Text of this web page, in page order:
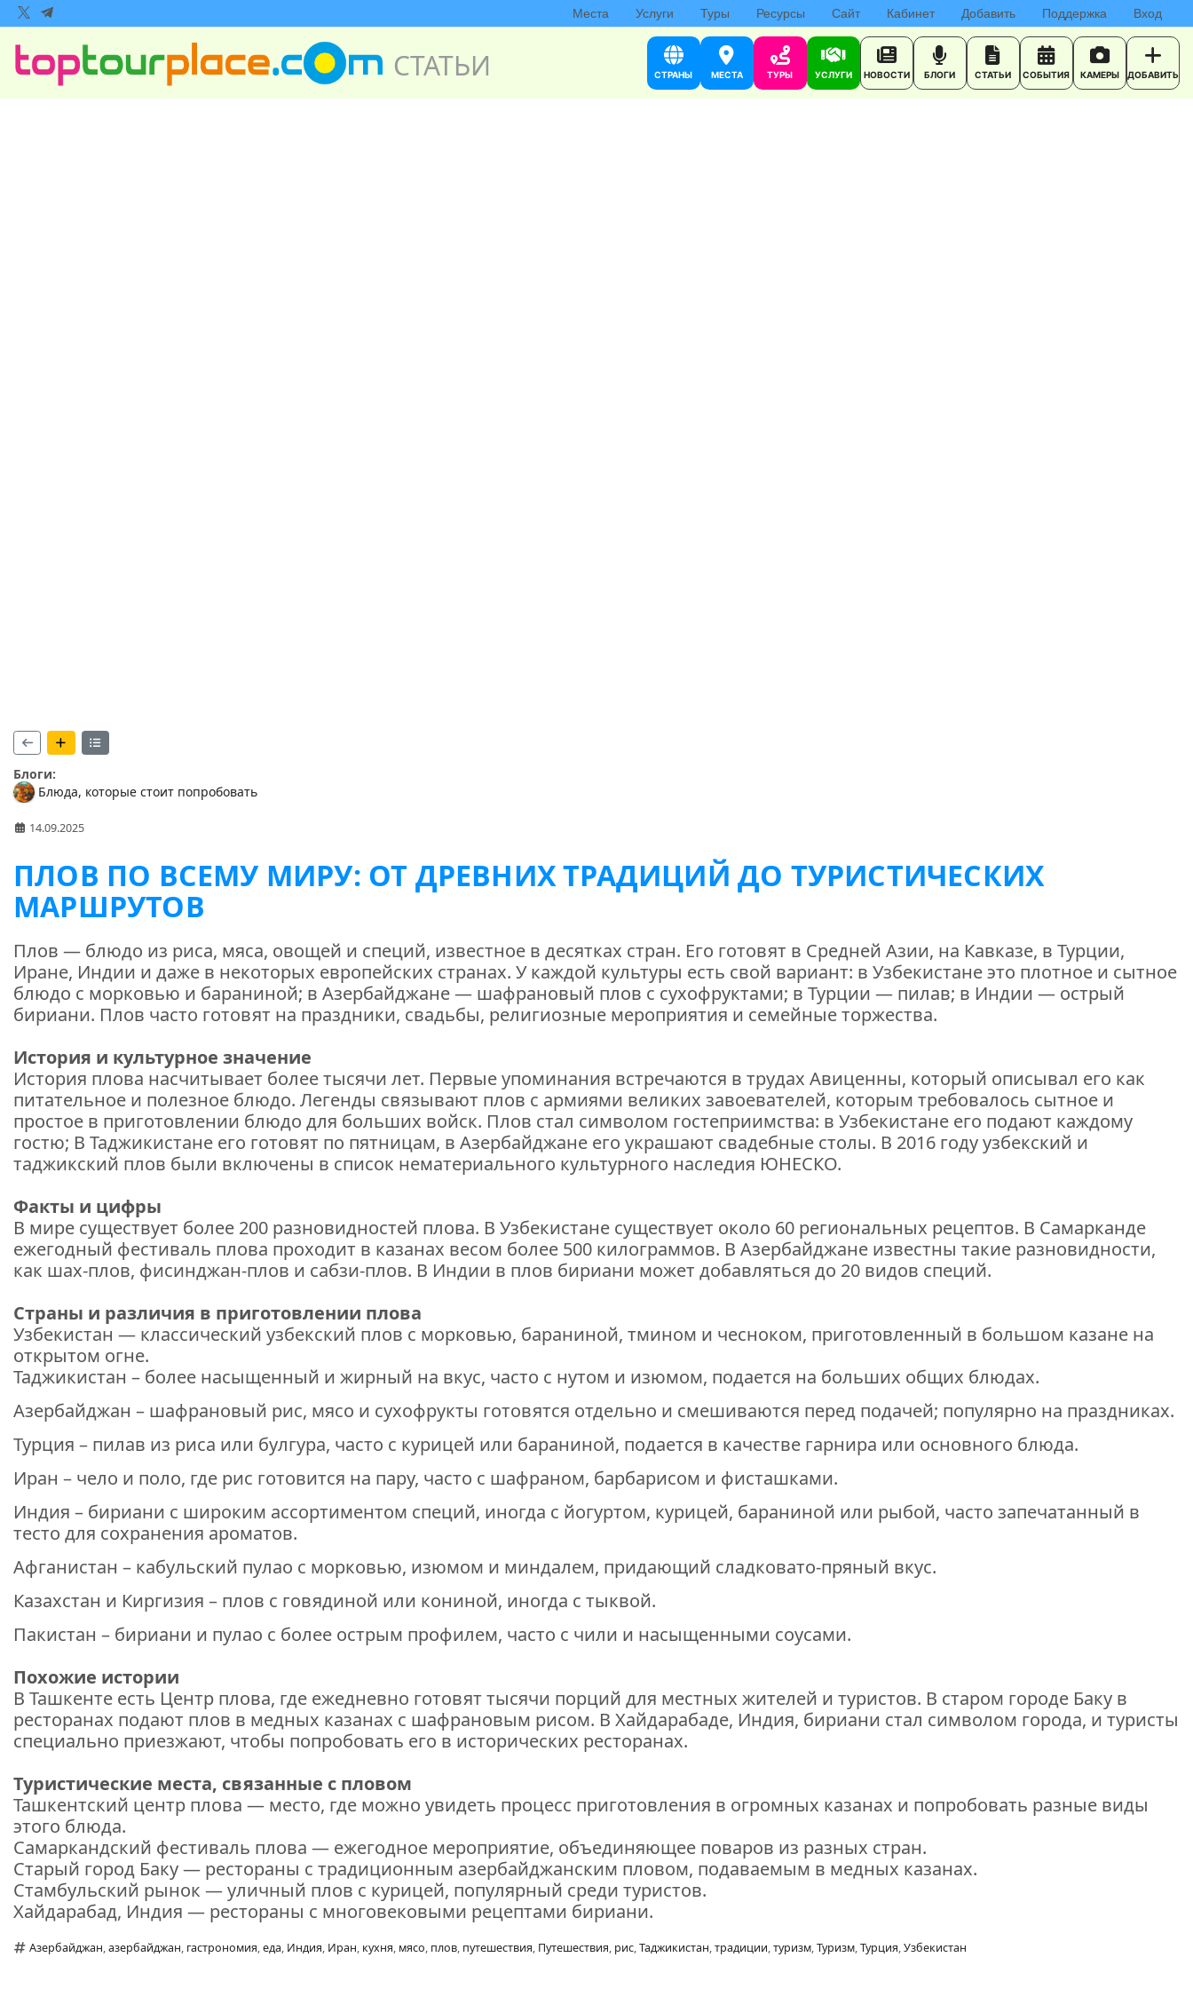
Места Услуги Туры Ресурсы Сайт Кабинет Добавить Поддержка Вход
СТАТЬИ СТРАНЫ МЕСТА ТУРЫ УСЛУГИ НОВОСТИ БЛОГИ СТАТЬИ СОБЫТИЯ КАМЕРЫ ДОБАВИТЬ
Блоги:
Блюда, которые стоит попробовать
14.09.2025
ПЛОВ ПО ВСЕМУ МИРУ: ОТ ДРЕВНИХ ТРАДИЦИЙ ДО ТУРИСТИЧЕСКИХ
МАРШРУТОВ
Плов — блюдо из риса, мяса, овощей и специй, известное в десятках стран. Его готовят в Средней Азии, на Кавказе, в Турции,
Иране, Индии и даже в некоторых европейских странах. У каждой культуры есть свой вариант: в Узбекистане это плотное и сытное
блюдо с морковью и бараниной; в Азербайджане — шафрановый плов с сухофруктами; в Турции — пилав; в Индии — острый
бириани. Плов часто готовят на праздники, свадьбы, религиозные мероприятия и семейные торжества.
История и культурное значение
История плова насчитывает более тысячи лет. Первые упоминания встречаются в трудах Авиценны, который описывал его как
питательное и полезное блюдо. Легенды связывают плов с армиями великих завоевателей, которым требовалось сытное и
простое в приготовлении блюдо для больших войск. Плов стал символом гостеприимства: в Узбекистане его подают каждому
гостю; В Таджикистане его готовят по пятницам, в Азербайджане его украшают свадебные столы. В 2016 году узбекский и
таджикский плов были включены в список нематериального культурного наследия ЮНЕСКО.
Факты и цифры
В мире существует более 200 разновидностей плова. В Узбекистане существует около 60 региональных рецептов. В Самарканде
ежегодный фестиваль плова проходит в казанах весом более 500 килограммов. В Азербайджане известны такие разновидности,
как шах-плов, фисинджан-плов и сабзи-плов. В Индии в плов бириани может добавляться до 20 видов специй.
Страны и различия в приготовлении плова
Узбекистан — классический узбекский плов с морковью, бараниной, тмином и чесноком, приготовленный в большом казане на
открытом огне.
Таджикистан – более насыщенный и жирный на вкус, часто с нутом и изюмом, подается на больших общих блюдах.
Азербайджан – шафрановый рис, мясо и сухофрукты готовятся отдельно и смешиваются перед подачей; популярно на праздниках.
Турция – пилав из риса или булгура, часто с курицей или бараниной, подается в качестве гарнира или основного блюда.
Иран – чело и поло, где рис готовится на пару, часто с шафраном, барбарисом и фисташками.
Индия – бириани с широким ассортиментом специй, иногда с йогуртом, курицей, бараниной или рыбой, часто запечатанный в
тесто для сохранения ароматов.
Афганистан – кабульский пулао с морковью, изюмом и миндалем, придающий сладковато-пряный вкус.
Казахстан и Киргизия – плов с говядиной или кониной, иногда с тыквой.
Пакистан – бириани и пулао с более острым профилем, часто с чили и насыщенными соусами.
Похожие истории
В Ташкенте есть Центр плова, где ежедневно готовят тысячи порций для местных жителей и туристов. В старом городе Баку в
ресторанах подают плов в медных казанах с шафрановым рисом. В Хайдарабаде, Индия, бириани стал символом города, и туристы
специально приезжают, чтобы попробовать его в исторических ресторанах.
Туристические места, связанные с пловом
Ташкентский центр плова — место, где можно увидеть процесс приготовления в огромных казанах и попробовать разные виды
этого блюда.
Самаркандский фестиваль плова — ежегодное мероприятие, объединяющее поваров из разных стран.
Старый город Баку — рестораны с традиционным азербайджанским пловом, подаваемым в медных казанах.
Стамбульский рынок — уличный плов с курицей, популярный среди туристов.
Хайдарабад, Индия — рестораны с многовековыми рецептами бириани.
Азербайджан,азербайджан, гастрономия,еда, Индия, Иран, кухня, мясо, плов, путешествия, Путешествия, рис,Таджикистан,традиции,туризм,Туризм,Турция,Узбекистан